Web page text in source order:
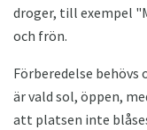
droger, till exempel
och frön.
Förberedelse behövs
är vald sol, öppen,
att platsen inte